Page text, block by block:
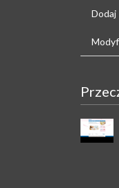
Dodaj